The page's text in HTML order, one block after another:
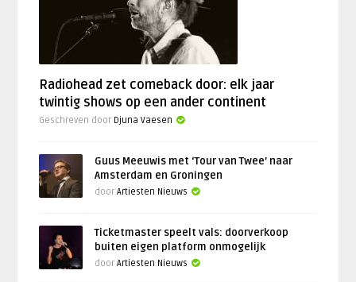
Radiohead zet comeback door: elk jaar
twintig shows op een ander continent
Geschreven door Djuna Vaesen
Guus Meeuwis met ‘Tour van Twee’ naar
Amsterdam en Groningen
doorArtiesten Nieuws
Ticketmaster speelt vals: doorverkoop
buiten eigen platform onmogelijk
doorArtiesten Nieuws